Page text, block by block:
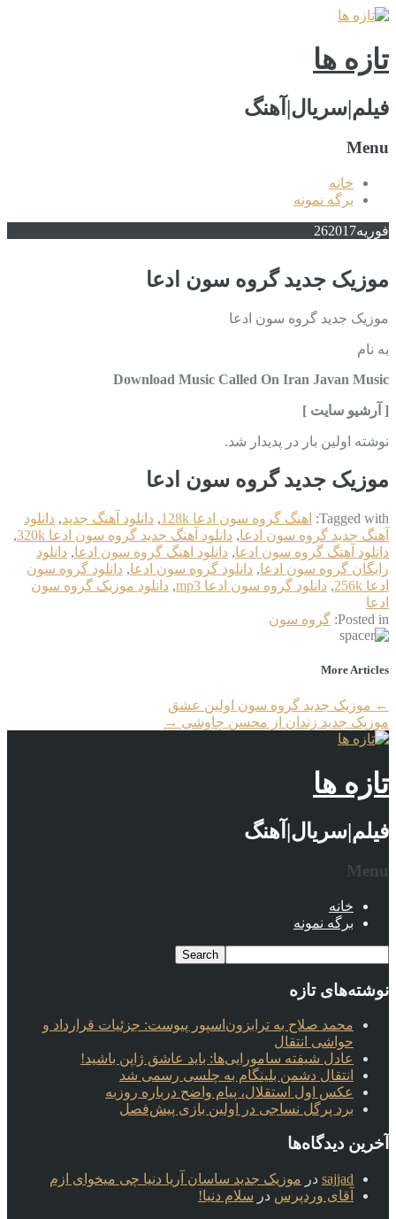
تازه ها
فیلم|سریال|آهنگ
Menu
خانه
برگه نمونه
فوریه 262017
موزیک جدید گروه سون ادعا
موزیک جدید گروه سون ادعا
به نام
Download Music Called On Iran Javan Music
[ آرشیو سایت ]
نوشته اولین بار در پدیدار شد.
موزیک جدید گروه سون ادعا
Tagged with: اهنگ گروه سون ادعا 128k , دانلود آهنگ جدید, دانلود
آهنگ جدید گروه سون ادعا, دانلود آهنگ جدید گروه سون ادعا 320k
,
دانلود آهنگ گروه سون ادعا, دانلود اهنگ گروه سون ادعا, دانلود
رایگان گروه سون ادعا, دانلود گروه سون ادعا, دانلود گروه سون
ادعا 256k
, دانلود گروه سون ادعا mp3 , دانلود موزیک گروه سون
ادعا
Posted in: گروه سون
More Articles
← موزیک جدید گروه سون اولین عشق
موزیک جدید زندان از محسن چاوشی →
تازه ها
فیلم|سریال|آهنگ
Menu
خانه
برگه نمونه
نوشته‌های تازه
محمد صلاح به ترابزون‌اسپور پیوست: جزئیات قرارداد و
حواشی انتقال
عادل شیفته سامورایی‌ها: باید عاشق ژاپن باشید!
انتقال دشمن بلینگام به چلسی رسمی شد
عکس اول استقلال، پیام واضح درباره روزبه
برد پرگل نساجی در اولین بازی پیش‌فصل
آخرین دیدگاه‌ها
sajjad در موزیک جدید ساسان آریا دنیا چی میخوای ازم
آقای وردپرس در سلام دنیا!